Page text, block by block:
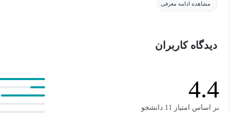
آگاهانه‌تر و فهم عمیق‌تر اطلاعات پزشکی. مدرسین این دوره که از
در طول دوره با چارچوب‌های عملی برای توصیف علائم، ارزیابی
مشاهده ادامه معرفی
دیدگاه کاربران
4.4
بر اساس امتیاز 11 دانشجو